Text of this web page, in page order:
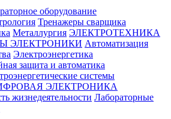
оборудование
Тренажеры сварщика
Металлургия ЭЛЕКТРОТЕХНИКА
ЭЛЕКТРОНИКИ Автоматизация
Электроэнергетика
защита и автоматика
системы
ЭЛЕКТРОНИКА
жизнедеятельности Лабораторные